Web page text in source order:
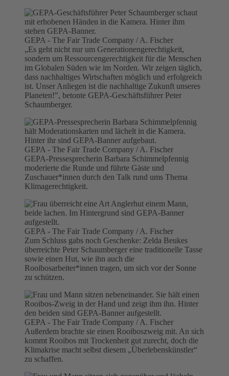
GEPA - The Fair Trade Company / A. Fischer
„Es geht nicht nur um Generationengerechtigkeit,
sondern um Ressourcengerechtigkeit für die Menschen
im Globalen Süden wie im Norden. Wir zeigen täglich,
dass nachhaltiges Wirtschaften möglich und erfolgreich
ist. Unser Anliegen ist die nachhaltige Zukunft unseres
Planeten!", betonte GEPA-Geschäftsführer Peter
Schaumberger.
GEPA - The Fair Trade Company / A. Fischer
GEPA-Pressesprecherin Barbara Schimmelpfennig
moderierte die Runde und führte Gäste und
Zuschauer*innen durch den Talk rund ums Thema
Klimagerechtigkeit.
GEPA - The Fair Trade Company / A. Fischer
Zum Schluss gabs noch Geschenke: Zelda Beukes
überreichte Peter Schaumberger eine traditionelle Tasse
sowie einen Hut, wie ihn auch die
Rooibosarbeiter*innen tragen, um sich vor der Sonne
zu schützen.
GEPA - The Fair Trade Company / A. Fischer
Außerdem brachte sie einen Rooiboszweig mit. An sich
kommt Rooibos mit Trockenheit gut zurecht, doch die
Klimakrise macht selbst diesem „Überlebenskünstler“
zu schaffen.